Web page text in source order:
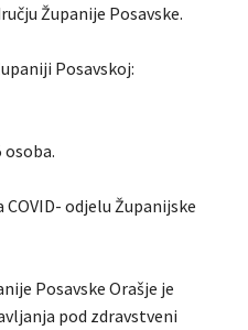
Županije Posavske.
Posavskoj:
osoba.
odjelu Županijske
Posavske Orašje je
pod zdravstveni